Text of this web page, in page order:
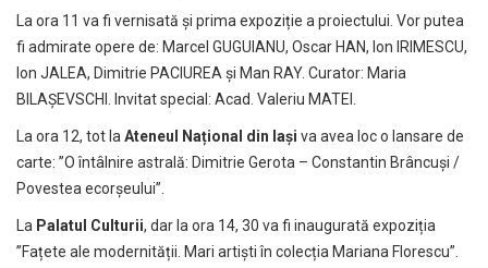
La ora 11 va fi vernisată și prima expoziție a proiectului. Vor putea
fi admirate opere de: Marcel GUGUIANU, Oscar HAN, Ion IRIMESCU,
Ion JALEA, Dimitrie PACIUREA și Man RAY. Curator: Maria
BILAȘEVSCHI. Invitat special: Acad. Valeriu MATEI.
La ora 12, tot laAteneul Național din Iași va avea loc o lansare de
carte: ”O întâlnire astrală: Dimitrie Gerota – Constantin Brâncuși /
Povestea ecorșeului”.
La Palatul Culturii, dar la ora 14, 30 va fi inaugurată expoziția
”Fațete ale modernității. Mari artiști în colecția Mariana Florescu”.